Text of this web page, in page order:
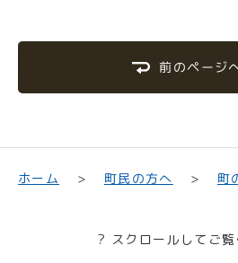
前のページ
ホーム 町民の方へ 町
? スクロールしてご